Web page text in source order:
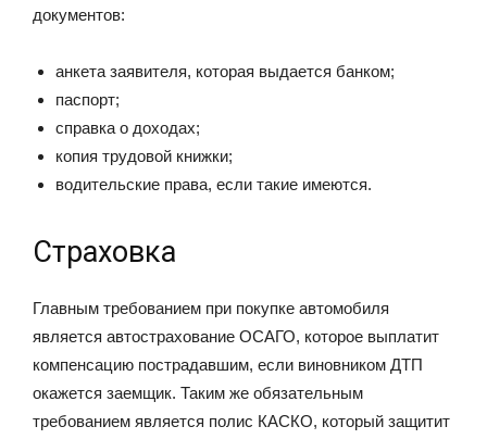
документов:
анкета заявителя, которая выдается банком;
паспорт;
справка о доходах;
копия трудовой книжки;
водительские права, если такие имеются.
Страховка
Главным требованием при покупке автомобиля
является автострахование ОСАГО, которое выплатит
компенсацию пострадавшим, если виновником ДТП
окажется заемщик. Таким же обязательным
требованием является полис КАСКО, который защитит